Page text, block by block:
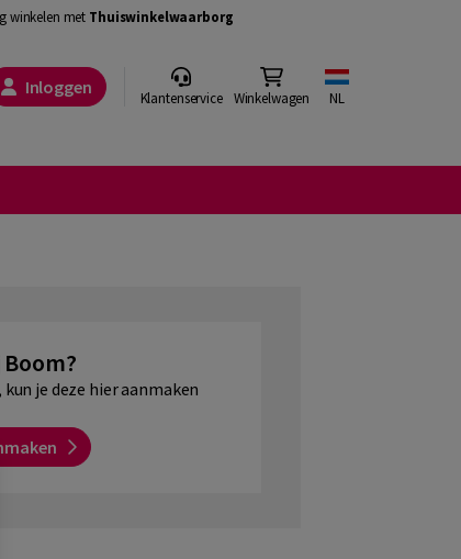
winkelen met Thuiswinkelwaarborg
Inloggen Klantenservice Winkelwagen NL
je deze hier aanmaken